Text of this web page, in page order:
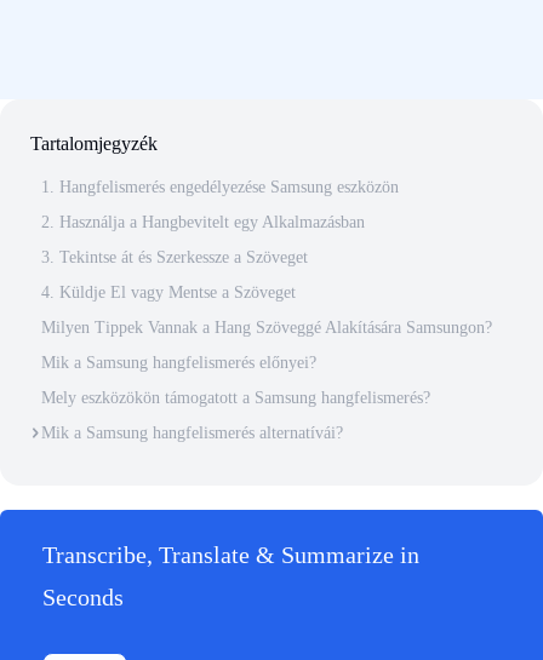
Tartalomjegyzék
1. Hangfelismerés engedélyezése Samsung eszközön
2. Használja a Hangbevitelt egy Alkalmazásban
3. Tekintse át és Szerkessze a Szöveget
4. Küldje El vagy Mentse a Szöveget
Milyen Tippek Vannak a Hang Szöveggé Alakítására Samsungon?
Mik a Samsung hangfelismerés előnyei?
Mely eszközökön támogatott a Samsung hangfelismerés?
Mik a Samsung hangfelismerés alternatívái?
Transcribe, Translate & Summarize in
Seconds